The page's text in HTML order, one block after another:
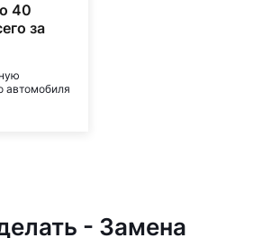
40
за
автомобиля
- Замена